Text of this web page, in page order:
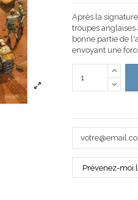
Après la
troupes anglaises
bonne partie de
envoyant une